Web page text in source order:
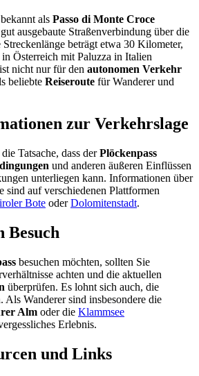
als Passo di Monte Croce
ausgebaute Straßenverbindung über die
Streckenlänge beträgt etwa 30 Kilometer,
Österreich mit Paluzza in Italien
nicht nur für den autonomen Verkehr
beliebte Reiseroute für Wanderer und
zur Verkehrslage
Tatsache, dass derPlöckenpass
und anderen äußeren Einflüssen
unterliegen kann. Informationen über
sind auf verschiedenen Plattformen
Bote oderDolomitenstadt.
Besuch
besuchen möchten, sollten Sie
achten und die aktuellen
überprüfen. Es lohnt sich auch, die
Als Wanderer sind insbesondere die
Alm oder die Klammsee
Erlebnis.
und Links